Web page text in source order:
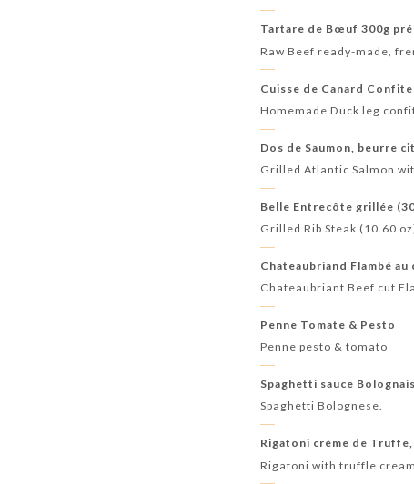
Tartare de Bœuf 300g
Raw Beef ready-made,
Cuisse de Canard
Homemade Duck leg
Dos de Saumon, beurre
Grilled Atlantic Salmon
Belle Entrecôte grillée
Grilled Rib Steak (10.60
Chateaubriand Flambé
Chateaubriant Beef cut
Penne Tomate & Pesto
Penne pesto & tomato
Spaghetti sauce
Spaghetti Bolognese.
Rigatoni crème de
Rigatoni with truffle